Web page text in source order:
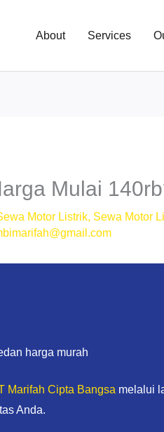
About Services
Mulai
Motor Listrik, Sewa Motor
harga murah
Marifah Cipta Bangsa melalui
Anda.